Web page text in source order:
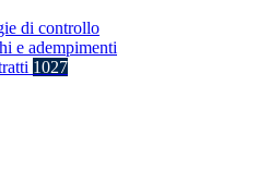
di controllo
e adempimenti
1027